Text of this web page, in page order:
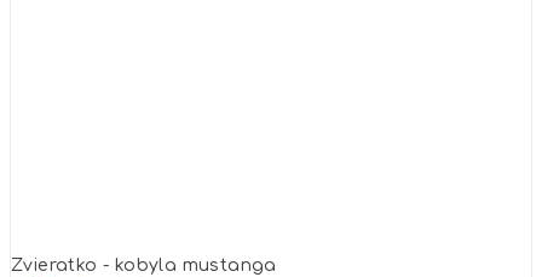
Zvieratko - kobyla mustanga